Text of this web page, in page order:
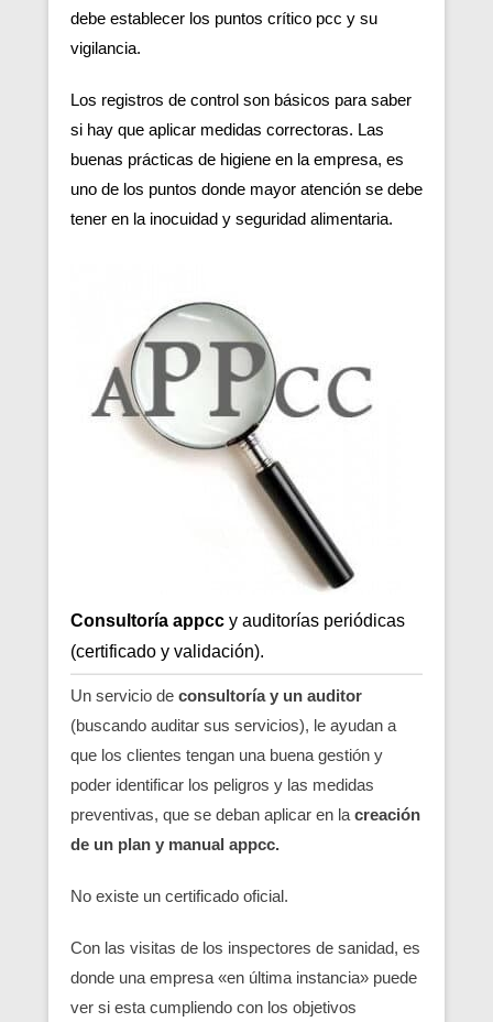
debe establecer los puntos crítico pcc y su
vigilancia.
Los registros de control son básicos para saber
si hay que aplicar medidas correctoras. Las
buenas prácticas de higiene en la empresa, es
uno de los puntos donde mayor atención se debe
tener en la inocuidad y seguridad alimentaria.
Consultoría appcc y auditorías periódicas
(certificado y validación).
Un servicio de consultoría y un auditor
(buscando auditar sus servicios), le ayudan a
que los clientes tengan una buena gestión y
poder identificar los peligros y las medidas
preventivas, que se deban aplicar en la creación
de un plan y manual appcc.
No existe un certificado oficial.
Con las visitas de los inspectores de sanidad, es
donde una empresa «en última instancia» puede
ver si esta cumpliendo con los objetivos